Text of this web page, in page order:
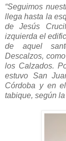
“Seguimos
llega hasta la
de Jesús
izquierda el
de aquel
Descalzos,
los Calzados.
estuvo San
Córdoba y en
tabique, según la